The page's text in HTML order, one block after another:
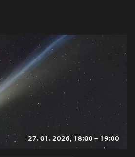
27. 01. 2026, 18:00 – 19:00